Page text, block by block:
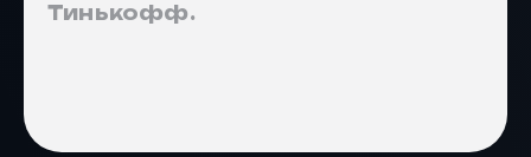
Тинькофф.